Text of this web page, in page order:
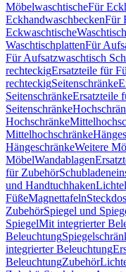
MöbelwaschtischeFür
EckhandwaschbeckenFür
Eckwaschtische
WaschtischplattenFür
Für Aufsatzwaschtisch
rechteckigErsatzteile für
rechteckigSeitenschränke
SeitenschränkeErsatzteile
Seitenschränke
Hochschränke
Mittelhochschränke
HängeschränkeWeitere
MöbelWandablagen
für Zubehör
und Handtuchhaken
FüßeMagnettafeln
ZubehörSpiegel und
SpiegelMit integrierter
Beleuchtung
integrierter Beleuchtung
BeleuchtungZubehör